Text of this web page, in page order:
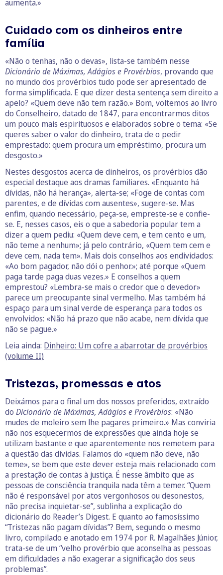
aumenta.»
Cuidado com os dinheiros entre
família
«Não o tenhas, não o devas», lista-se também nesse
Dicionário de Máximas, Adágios e Provérbios, provando que
no mundo dos provérbios tudo pode ser apresentado de
forma simplificada. E que dizer desta sentença sem direito a
apelo? «Quem deve não tem razão.» Bom, voltemos ao livro
do Conselheiro, datado de 1847, para encontrarmos ditos
um pouco mais espirituosos e elaborados sobre o tema: «Se
queres saber o valor do dinheiro, trata de o pedir
emprestado: quem procura um empréstimo, procura um
desgosto.»
Nestes desgostos acerca de dinheiros, os provérbios dão
especial destaque aos dramas familiares. «Enquanto há
dívidas, não há herança», alerta-se; «Foge de contas com
parentes, e de dívidas com ausentes», sugere-se. Mas
enfim, quando necessário, peça-se, empreste-se e confie-
se. E, nesses casos, eis o que a sabedoria popular tem a
dizer a quem pediu: «Quem deve cem, e tem cento e um,
não teme a nenhum»; já pelo contrário, «Quem tem cem e
deve cem, nada tem». Mais dois conselhos aos endividados:
«Ao bom pagador, não dói o penhor.»; até porque «Quem
paga tarde paga duas vezes.» E conselhos a quem
emprestou? «Lembra-se mais o credor que o devedor»
parece um preocupante sinal vermelho. Mas também há
espaço para um sinal verde de esperança para todos os
envolvidos: «Não há prazo que não acabe, nem dívida que
não se pague.»
Leia ainda: Dinheiro: Um cofre a abarrotar de provérbios
(volume II)
Tristezas, promessas e atos
Deixámos para o final um dos nossos preferidos, extraído
do Dicionário de Máximas, Adágios e Provérbios: «Não
mudes de moleiro sem lhe pagares primeiro.» Mas conviria
não nos esquecermos de expressões que ainda hoje se
utilizam bastante e que aparentemente nos remetem para
a questão das dívidas. Falamos do «quem não deve, não
teme», se bem que este dever esteja mais relacionado com
a prestação de contas à justiça. É nesse âmbito que as
pessoas de consciência tranquila nada têm a temer. “Quem
não é responsável por atos vergonhosos ou desonestos,
não precisa inquietar-se”, sublinha a explicação do
dicionário do Reader’s Digest. E quanto ao famosíssimo
“Tristezas não pagam dívidas”? Bem, segundo o mesmo
livro, compilado e anotado em 1974 por R. Magalhães Júnior,
trata-se de um “velho provérbio que aconselha as pessoas
em dificuldades a não exagerar a significação dos seus
problemas”.